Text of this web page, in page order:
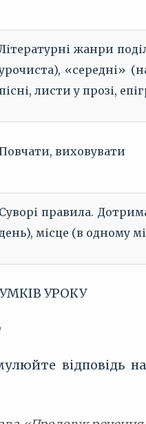
жанри
«середні»
листи у прозі,
виховувати
Суворі правила.
місце (в одному
УРОКУ
відповідь